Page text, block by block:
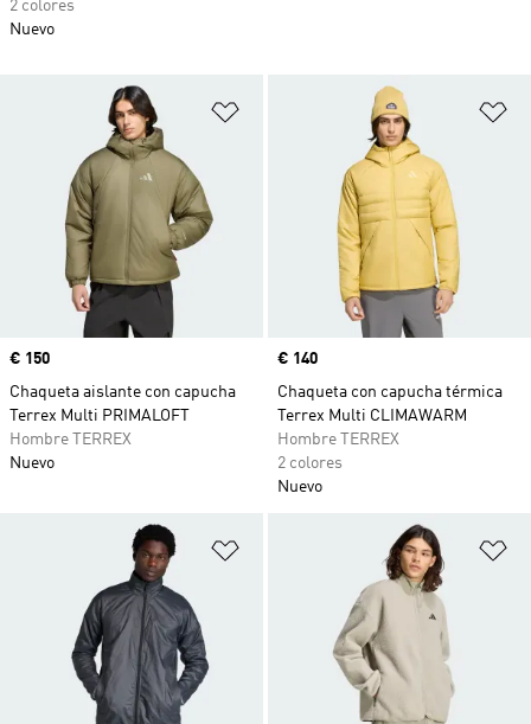
Añadir a la lista de deseos
Precio
€ 150
Chaqueta aislante con capucha
Terrex Multi PRIMALOFT
Hombre TERREX
Nuevo
Precio
€ 140
Chaqueta con capucha térmica
Terrex Multi CLIMAWARM
Hombre TERREX
2 colores
Nuevo
Añadir a la lista de deseos
2 colores
Nuevo